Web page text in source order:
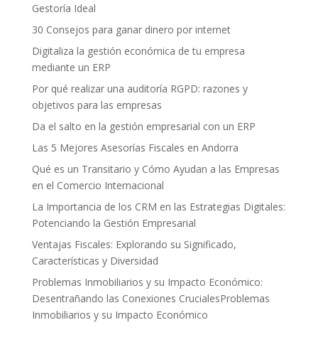
Gestoría Ideal
30 Consejos para ganar dinero por internet
Digitaliza la gestión económica de tu empresa
mediante un ERP
Por qué realizar una auditoría RGPD: razones y
objetivos para las empresas
Da el salto en la gestión empresarial con un ERP
Las 5 Mejores Asesorías Fiscales en Andorra
Qué es un Transitario y Cómo Ayudan a las Empresas
en el Comercio Internacional
La Importancia de los CRM en las Estrategias Digitales:
Potenciando la Gestión Empresarial
Ventajas Fiscales: Explorando su Significado,
Características y Diversidad
Problemas Inmobiliarios y su Impacto Económico:
Desentrañando las Conexiones CrucialesProblemas
Inmobiliarios y su Impacto Económico